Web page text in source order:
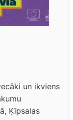
un ikviens
Ķīpsalas